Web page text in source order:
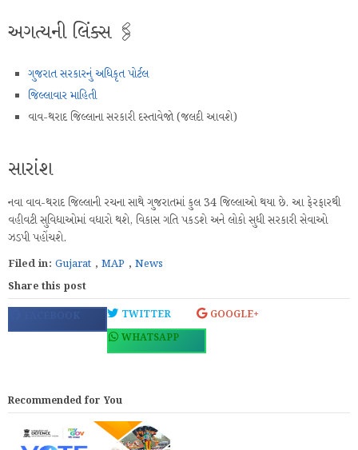
અગત્યની લિંક્સ 🖇️
ગુજરાત સરકારનું અધિકૃત પોર્ટલ
જિલ્લાવાર માહિતી
વાવ-થરાદ જિલ્લાના સરકારી દસ્તાવેજો (જલદી આવશે)
સારાંશ
નવા વાવ-થરાદ જિલ્લાની રચના સાથે ગુજરાતમાં કુલ 34 જિલ્લાઓ થયા છે. આ ફેરફારથી
વહીવટી સુવિધાઓમાં વધારો થશે, વિકાસ ગતિ પકડશે અને લોકો સુધી સરકારી સેવાઓ
ઝડપી પહોંચશે.
Filed in: Gujarat , MAP , News
Share this post
FACEBOOK TWITTER
GOOGLE+
WHATSAPP
Recommended for You